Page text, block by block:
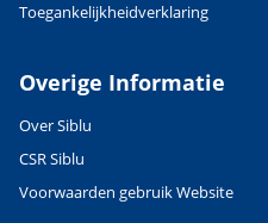
Toegankelijkheidverklaring
Overige Informatie
Over Siblu
CSR Siblu
Voorwaarden gebruik Website